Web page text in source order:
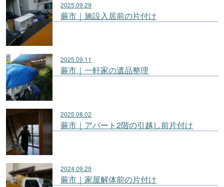
2025.09.29
蕨市｜施設入居前の片付け
2025.09.11
蕨市｜一軒家の遺品整理
2025.08.02
蕨市｜アパート2階の引越し前片付け
2024.09.29
蕨市｜家屋解体前の片付け